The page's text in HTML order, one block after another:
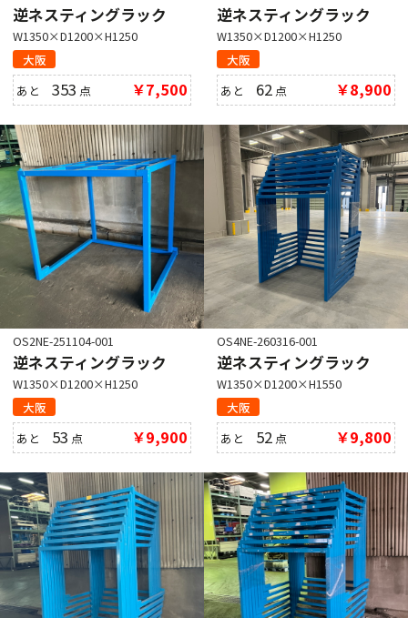
逆ネスティングラック
W1350×D1200×H1250
大阪
あと353 点 ￥7,500
逆ネスティングラック
W1350×D1200×H1250
大阪
あと 62 点 ￥8,900
OS2NE-251104-001
逆ネスティングラック
W1350×D1200×H1250
大阪
あと 53 点 ￥9,900
OS4NE-260316-001
逆ネスティングラック
W1350×D1200×H1550
大阪
あと 52 点 ￥9,800